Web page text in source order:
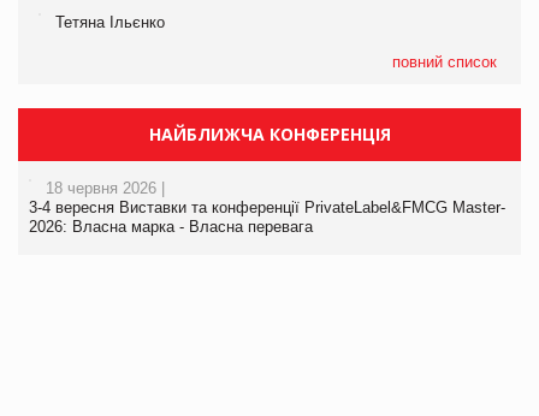
Тетяна Ільєнко
повний список
НАЙБЛИЖЧА КОНФЕРЕНЦІЯ
18 червня 2026 |
3-4 вересня Виставки та конференції PrivateLabel&FMCG Master-
2026: Власна марка - Власна перевага